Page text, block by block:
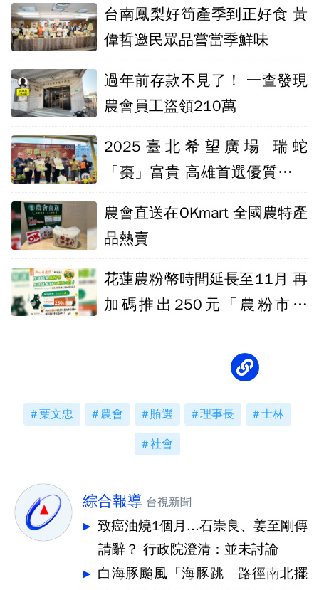
台南鳳梨好筍產季到正好食 黃
偉哲邀民眾品嘗當季鮮味
過年前存款不見了！ 一查發現
農會員工盜領210萬
2025臺北希望廣場 瑞蛇
「棗」富貴 高雄首選優質農特
農會直送在OKmart 全國農特產
品熱賣
花蓮農粉幣時間延長至11月 再
加碼推出250元「農粉市集
葉文忠 農會 賄選 理事長 士林
社會
綜合報導 台視新聞
致癌油燒1個月...石崇良、姜至剛傳
請辭？ 行政院澄清：並未討論
白海豚颱風「海豚跳」路徑南北擺